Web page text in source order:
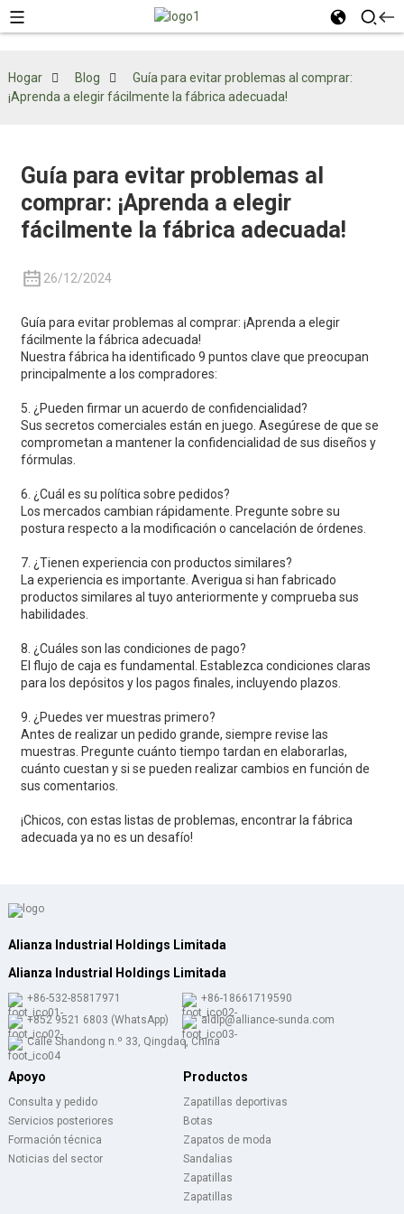
Hogar Blog
Guía para evitar problemas al comprar:
¡Aprenda a elegir fácilmente la fábrica adecuada!
Guía para evitar problemas al
comprar: ¡Aprenda a elegir
fácilmente la fábrica adecuada!
26/12/2024
Guía para evitar problemas al comprar: ¡Aprenda a elegir
fácilmente la fábrica adecuada!
Nuestra fábrica ha identificado 9 puntos clave que preocupan
principalmente a los compradores:
5. ¿Pueden firmar un acuerdo de confidencialidad?
Sus secretos comerciales están en juego. Asegúrese de que se
comprometan a mantener la confidencialidad de sus diseños y
fórmulas.
6. ¿Cuál es su política sobre pedidos?
Los mercados cambian rápidamente. Pregunte sobre su
postura respecto a la modificación o cancelación de órdenes.
7. ¿Tienen experiencia con productos similares?
La experiencia es importante. Averigua si han fabricado
productos similares al tuyo anteriormente y comprueba sus
habilidades.
8. ¿Cuáles son las condiciones de pago?
El flujo de caja es fundamental. Establezca condiciones claras
para los depósitos y los pagos finales, incluyendo plazos.
9. ¿Puedes ver muestras primero?
Antes de realizar un pedido grande, siempre revise las
muestras. Pregunte cuánto tiempo tardan en elaborarlas,
cuánto cuestan y si se pueden realizar cambios en función de
sus comentarios.
¡Chicos, con estas listas de problemas, encontrar la fábrica
adecuada ya no es un desafío!
Alianza Industrial Holdings Limitada
Alianza Industrial Holdings Limitada
+86-532-85817971
+86-18661719590
+852 9521 6803 (WhatsApp)
aldlp@alliance-sunda.com
Calle Shandong n.º 33, Qingdao, China
Apoyo
Consulta y pedido
Servicios posteriores
Formación técnica
Noticias del sector
Productos
Zapatillas deportivas
Botas
Zapatos de moda
Sandalias
Zapatillas
Zapatillas